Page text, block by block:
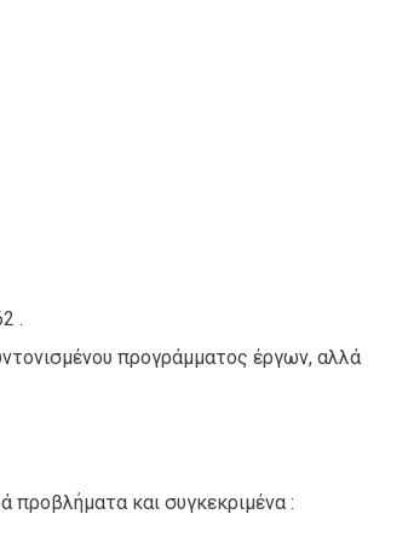
.
προγράμματος έργων, αλλά
και συγκεκριμένα :